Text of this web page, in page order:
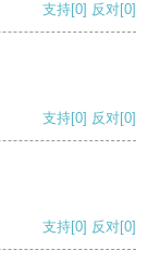
支持[0] 反对[0]
支持[0] 反对[0]
支持[0] 反对[0]